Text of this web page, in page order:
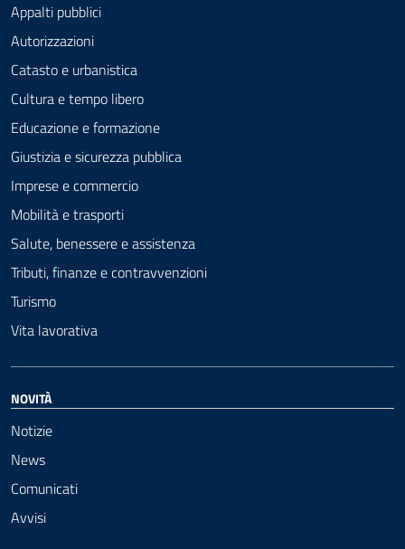
Appalti pubblici
Autorizzazioni
Catasto e urbanistica
Cultura e tempo libero
Educazione e formazione
Giustizia e sicurezza pubblica
Imprese e commercio
Mobilità e trasporti
Salute, benessere e assistenza
Tributi, finanze e contravvenzioni
Turismo
Vita lavorativa
NOVITÀ
Notizie
News
Comunicati
Avvisi